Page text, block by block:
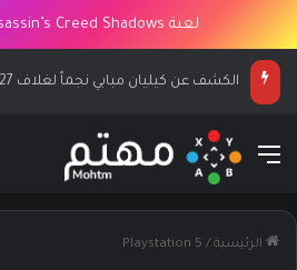
لعبة Assassin’s Creed Shadows متوفرة الآن!
الكشف عن كيليان مبابي نجماً لغلاف EA SPORTS FC 27
القائمة
الرئيسية /
Playstation 5